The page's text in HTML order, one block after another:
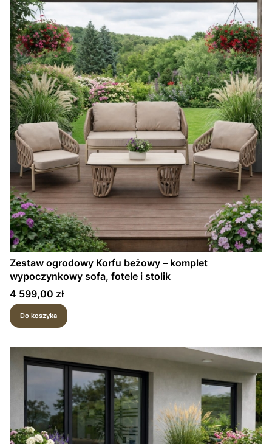
Zestaw ogrodowy Korfu beżowy – komplet
wypoczynkowy sofa, fotele i stolik
Cena
4 599,00 zł
Do koszyka